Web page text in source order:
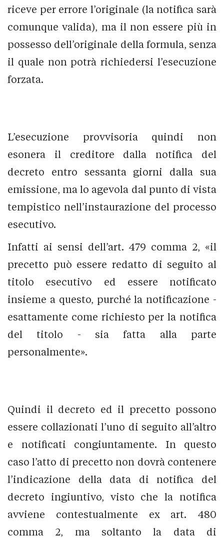
riceve per errore l’originale (la notifica sarà
comunque valida), ma il non essere più in
possesso dell’originale della formula, senza
il quale non potrà richiedersi l’esecuzione
forzata.
L’esecuzione provvisoria quindi non
esonera il creditore dalla notifica del
decreto entro sessanta giorni dalla sua
emissione, ma lo agevola dal punto di vista
tempistico nell’instaurazione del processo
esecutivo.
Infatti ai sensi dell’art. 479 comma 2, «il
precetto può essere redatto di seguito al
titolo esecutivo ed essere notificato
insieme a questo, purché la notificazione -
esattamente come richiesto per la notifica
del titolo - sia fatta alla parte
personalmente».
Quindi il decreto ed il precetto possono
essere collazionati l’uno di seguito all’altro
e notificati congiuntamente. In questo
caso l’atto di precetto non dovrà contenere
l’indicazione della data di notifica del
decreto ingiuntivo, visto che la notifica
avviene contestualmente ex art. 480
comma 2, ma soltanto la data di